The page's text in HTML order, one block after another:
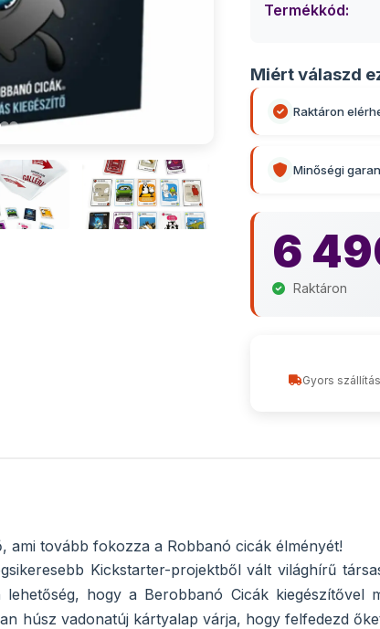
Termékkód:
Miért válaszd
Raktáron
Minőségi
6
Raktáron
Gyors szállítás
ami tovább fokozza a Robbanó cicák élményét!
Kickstarter-projektből vált világhírű
hogy a Berobbanó Cicák kiegészítővel
húsz vadonatúj kártyalap várja, hogy felfedezd